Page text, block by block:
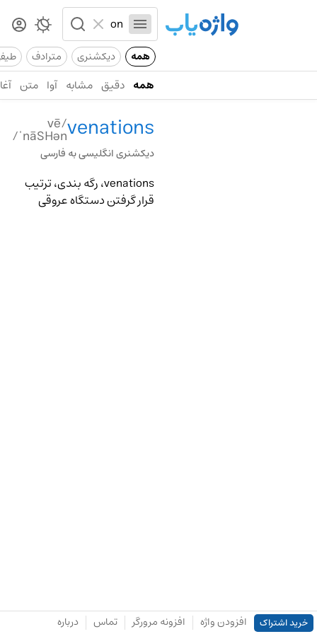
همه دیکشنری مترادف
همه دقیق مشابه آوا متن
venations
/vē
ˈnāSHən/
دیکشنری انگلیسی به فارسی
venations، رگه بندی، ترتیب
قرار گرفتن دستگاه عروقی
خرید اشتراک افزودن واژه افزونه مرورگر تماس درباره